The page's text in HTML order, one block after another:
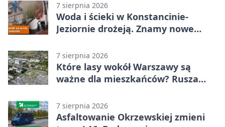
7 sierpnia 2026
Woda i ścieki w Konstancinie-
Jeziornie drożeją. Znamy nowe
7 sierpnia 2026
Które lasy wokół Warszawy są
ważne dla mieszkańców? Rusza
7 sierpnia 2026
Asfaltowanie Okrzewskiej zmieni